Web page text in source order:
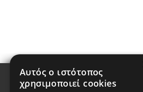
Επικοινωνία
Αυτός ο ιστότοπος
χρησιμοποιεί cookies